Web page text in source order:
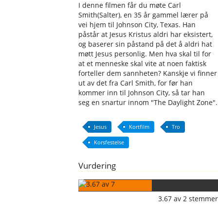
I denne filmen får du møte Carl
Smith(Salter), en 35 år gammel lærer på
vei hjem til Johnson City, Texas. Han
påstår at Jesus Kristus aldri har eksistert,
og baserer sin påstand på det å aldri hat
møtt Jesus personlig. Men hva skal til for
at et menneske skal vite at noen faktisk
forteller dem sannheten? Kanskje vi finner
ut av det fra Carl Smith, for før han
kommer inn til Johnson City, så tar han
seg en snartur innom "The Daylight Zone".
Jesus Kortfilm Tro
Korsfestelse
Vurdering
3.67av 2 stemmer